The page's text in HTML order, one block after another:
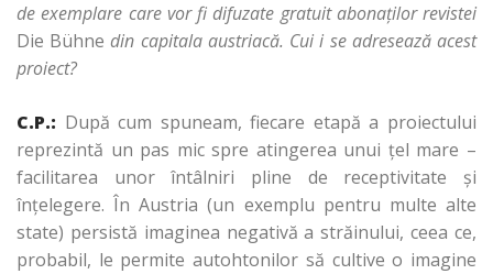
de exemplare care vor fi difuzate gratuit abonaţilor revistei
Die Bühne din capitala austriacă. Cui i se adresează acest
proiect?
C.P.: După cum spuneam, fiecare etapă a proiectului
reprezintă un pas mic spre atingerea unui ţel mare –
facilitarea unor întâlniri pline de receptivitate şi
înţelegere. În Austria (un exemplu pentru multe alte
state) persistă imaginea negativă a străinului, ceea ce,
probabil, le permite autohtonilor să cultive o imagine